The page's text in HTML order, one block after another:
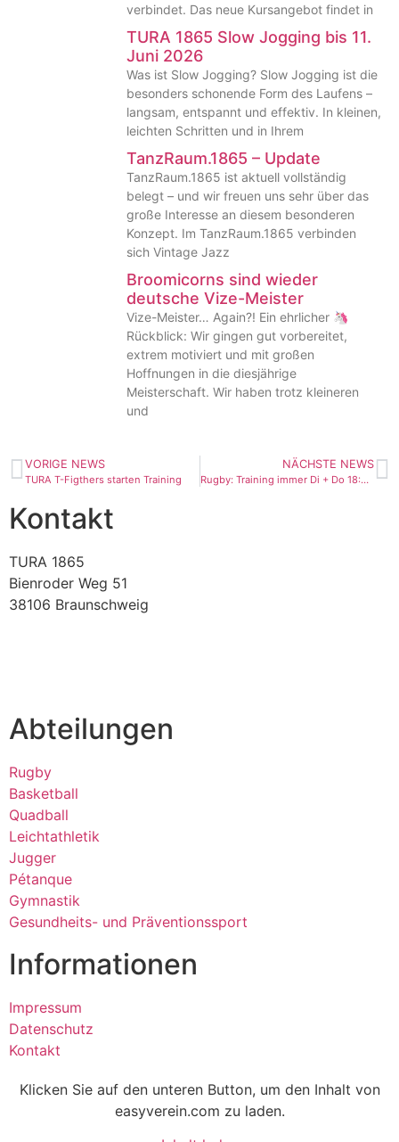
verbindet. Das neue Kursangebot findet in
TURA 1865 Slow Jogging bis 11.
Juni 2026
Was ist Slow Jogging? Slow Jogging ist die
besonders schonende Form des Laufens –
langsam, entspannt und effektiv. In kleinen,
leichten Schritten und in Ihrem
TanzRaum.1865 – Update
TanzRaum.1865 ist aktuell vollständig
belegt – und wir freuen uns sehr über das
große Interesse an diesem besonderen
Konzept. Im TanzRaum.1865 verbinden
sich Vintage Jazz
Broomicorns sind wieder
deutsche Vize-Meister
Vize-Meister… Again?! Ein ehrlicher 🦄
Rückblick: Wir gingen gut vorbereitet,
extrem motiviert und mit großen
Hoffnungen in die diesjährige
Meisterschaft. Wir haben trotz kleineren
und
VORIGE NEWS
TURA T-Figthers starten Training
NÄCHSTE NEWS
Rugby: Training immer Di + Do 18:30 Uhr. Anfänger willkommen!
Kontakt
TURA 1865
Bienroder Weg 51
38106 Braunschweig
Abteilungen
Rugby
Basketball
Quadball
Leichtathletik
Jugger
Pétanque
Gymnastik
Gesundheits- und Präventionssport
Informationen
Impressum
Datenschutz
Kontakt
Klicken Sie auf den unteren Button, um den Inhalt von
easyverein.com zu laden.